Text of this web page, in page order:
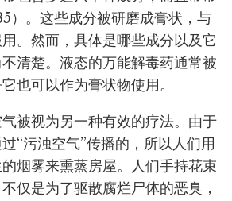
）。这些成分被研磨成膏状，与
。然而，具体是哪些成分以及它
清楚。液态的万能解毒药通常被
也可以作为膏状物使用。
被视为另一种有效的疗法。由于
“污浊空气”传播的，所以人们用
烟雾来熏蒸房屋。人们手持花束
仅是为了驱散腐烂尸体的恶臭，